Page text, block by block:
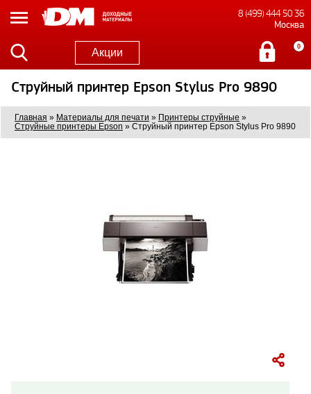
8 (499) 444 50 36
Москва
Акции 0
Струйный принтер Epson Stylus Pro 9890
Главная » Материалы для печати » Принтеры струйные »
Струйные принтеры Epson » Струйный принтер Epson Stylus Pro 9890